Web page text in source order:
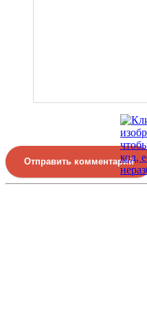
Отправить комментарий